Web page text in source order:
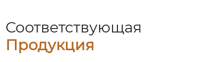
Соответствующая
Продукция